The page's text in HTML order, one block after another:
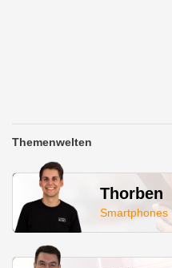
Themenwelten
Thorben
Smartphones